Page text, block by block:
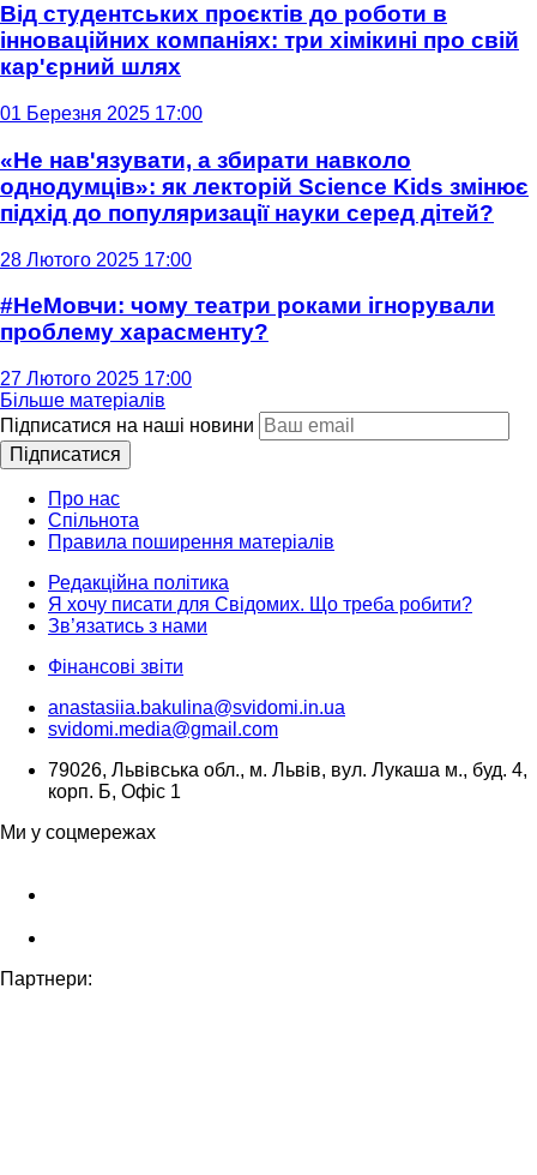
Від студентських проєктів до роботи в
інноваційних компаніях: три хімікині про свій
кар'єрний шлях
01 Березня 2025 17:00
«Не нав'язувати, а збирати навколо
однодумців»: як лекторій Science Kids змінює
підхід до популяризації науки серед дітей?
28 Лютого 2025 17:00
#НеМовчи: чому театри роками ігнорували
проблему харасменту?
27 Лютого 2025 17:00
Більше матеріалів
Підписатися на наші новини
Підписатися
Про нас
Спільнота
Правила поширення матеріалів
Редакційна політика
Я хочу писати для Свідомих. Що треба робити?
Зв’язатись з нами
Фінансові звіти
anastasiia.bakulina@svidomi.in.ua
svidomi.media@gmail.com
79026, Львівська обл., м. Львів, вул. Лукаша м., буд. 4,
корп. Б, Офіс 1
Ми у соцмережах
Партнери: